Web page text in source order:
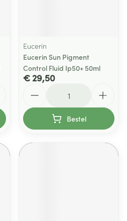
Eucerin
Eucerin Sun Pigment
Control Fluid Ip50+ 50ml
€ 29,50
Bestel